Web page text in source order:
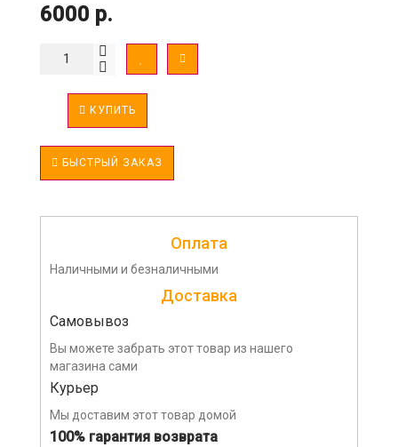
6000 р.
КУПИТЬ
БЫСТРЫЙ ЗАКАЗ
Оплата
Наличными и безналичными
Доставка
Самовывоз
Вы можете забрать этот товар из нашего
магазина сами
Курьер
Мы доставим этот товар домой
100% гарантия возврата